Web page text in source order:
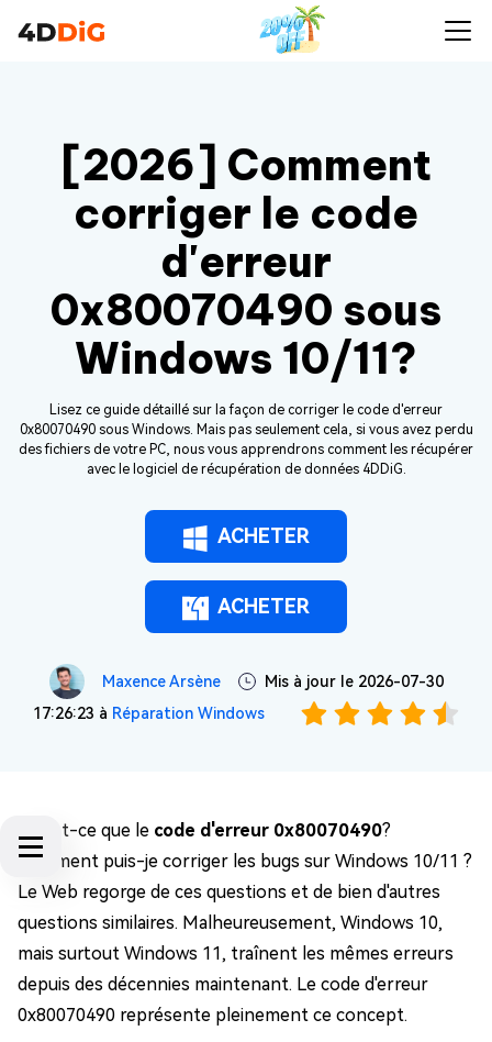
[2026] Comment
corriger le code
d'erreur
0x80070490 sous
Windows 10/11?
Lisez ce guide détaillé sur la façon de corriger le code d'erreur
0x80070490 sous Windows. Mais pas seulement cela, si vous avez perdu
des fichiers de votre PC, nous vous apprendrons comment les récupérer
avec le logiciel de récupération de données 4DDiG.
ACHETER
ACHETER
Maxence Arsène
Mis à jour le 2026-07-30
17:26:23 à Réparation Windows
Qu'est-ce que le code d'erreur 0x80070490?
Comment puis-je corriger les bugs sur Windows 10/11 ?
Le Web regorge de ces questions et de bien d'autres
questions similaires. Malheureusement, Windows 10,
mais surtout Windows 11, traînent les mêmes erreurs
depuis des décennies maintenant. Le code d'erreur
0x80070490 représente pleinement ce concept.